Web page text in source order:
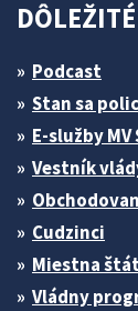
Podcast
Stan sa
E-služby MV
Vestník
Cudzinci
Miestna
Vládny